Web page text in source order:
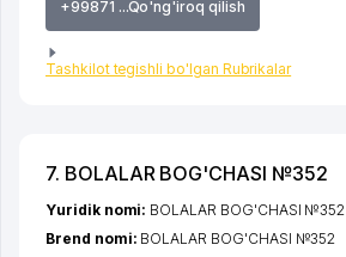
+99871 ...Qo'ng'iroq qilish
Tashkilot tegishli bo'lgan Rubrikalar
7. BOLALAR BOG'CHASI №352
Yuridik nomi: BOLALAR BOG'CHASI №352
Brend nomi: BOLALAR BOG'CHASI №352